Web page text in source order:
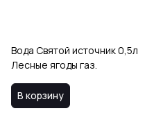
Вода Святой источник 0,5л
Лесные ягоды газ.
В корзину